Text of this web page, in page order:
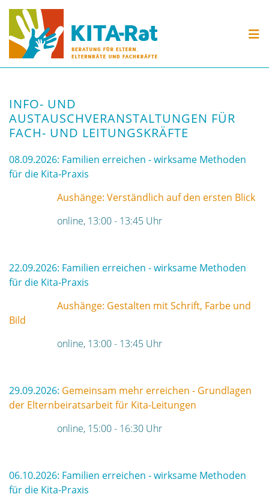
Skip to content
INFO- UND
AUSTAUSCHVERANSTALTUNGEN FÜR
FACH- UND LEITUNGSKRÄFTE
08.09.2026: Familien erreichen - wirksame Methoden
für die Kita-Praxis
Aushänge: Verständlich auf den ersten Blick
online, 13:00 - 13:45 Uhr
22.09.2026: Familien erreichen - wirksame Methoden
für die Kita-Praxis
Aushänge: Gestalten mit Schrift, Farbe und
Bild
online, 13:00 - 13:45 Uhr
29.09.2026: Gemeinsam mehr erreichen - Grundlagen
der Elternbeiratsarbeit für Kita-Leitungen
online, 15:00 - 16:30 Uhr
06.10.2026: Familien erreichen - wirksame Methoden
für die Kita-Praxis
BERATUNG